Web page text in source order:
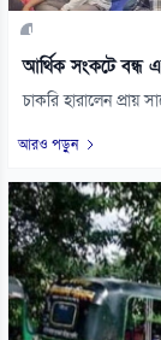
আর্থিক সংকটে বন্ধ
চাকরি হারালেন প্রায়
আরও পড়ুন